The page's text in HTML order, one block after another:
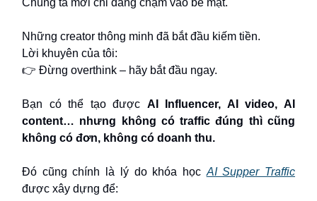
Những creator thông minh đã bắt đầu kiếm tiền.
Lời khuyên của tôi:
👉 Đừng overthink – hãy bắt đầu ngay.
Bạn có thể tạo được AI Influencer, AI video, AI
content… nhưng không có traffic đúng thì cũng
không có đơn, không có doanh thu.
Đó cũng chính là lý do khóa học AI Supper Traffic
được xây dựng để: